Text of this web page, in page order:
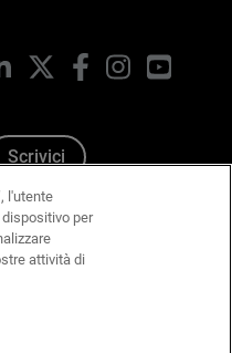
LinkedIn FacebookInstagram
Scrivici
l'utente
per
attività di